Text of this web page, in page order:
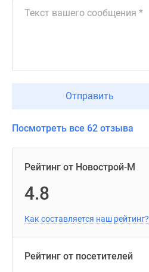
Отправить
Посмотреть все 62 отзыва
Рейтинг от Новострой-М
4.8
Как составляется наш рейтинг?
Рейтинг от посетителей